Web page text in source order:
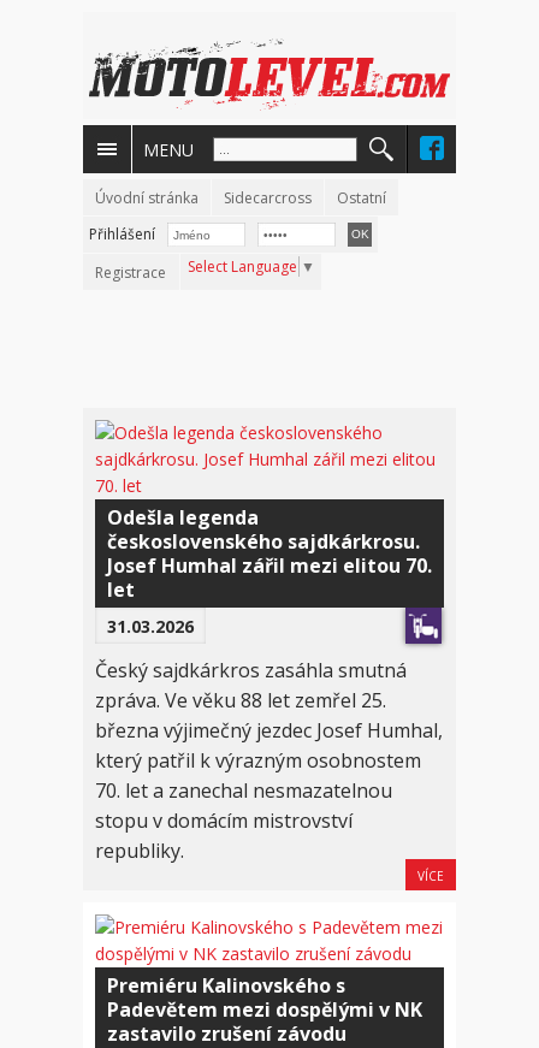
MENU
Úvodní stránka Sidecarcross
Ostatní
Přihlášení
Registrace
Select Language ▼
Odešla legenda
československého sajdkárkrosu.
Josef Humhal zářil mezi elitou 70.
let
31.03.2026
Český sajdkárkros zasáhla smutná
zpráva. Ve věku 88 let zemřel 25.
března výjimečný jezdec Josef Humhal,
který patřil k výrazným osobnostem
70. let a zanechal nesmazatelnou
stopu v domácím mistrovství
republiky.
VÍCE
Premiéru Kalinovského s
Padevětem mezi dospělými v NK
zastavilo zrušení závodu